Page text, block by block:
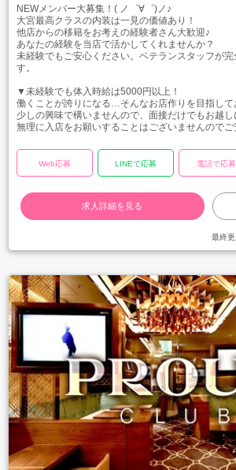
NEWメンバー大募集！( ノ゜∀゜)ノ♪
大宮最高クラスの内装は一見の価値あり！
他店からの移籍をお考えの経験者さん大歓迎♪
あなたの経験を当店で活かしてくれませんか？
未経験でもご安心ください。ベテランスタッフが完
す。
▼未経験でも体入時給は5000円以上！
働くことが誇りになる…そんなお店作りを目指して
少しの興味で構いませんので、面接だけでもお越し
無理に入店をお願いすることはございませんのでご
Web応募 LINEで応募 電話で応募
求人詳細を見る
最終更